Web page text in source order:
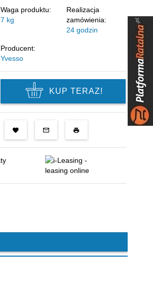
Waga produktu:
7 kg
Realizacja
zamówienia:
24 godzin
Producent:
Yvesso
KUP TERAZ!